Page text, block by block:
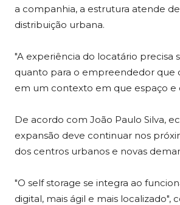
a companhia, a estrutura atende
distribuição urbana.
"A experiência do locatário precisa
quanto para o empreendedor que
em um contexto em que espaço e
De acordo com João Paulo Silva,
expansão deve continuar nos
dos centros urbanos e novas
"O self storage se integra ao
digital, mais ágil e mais localizado",